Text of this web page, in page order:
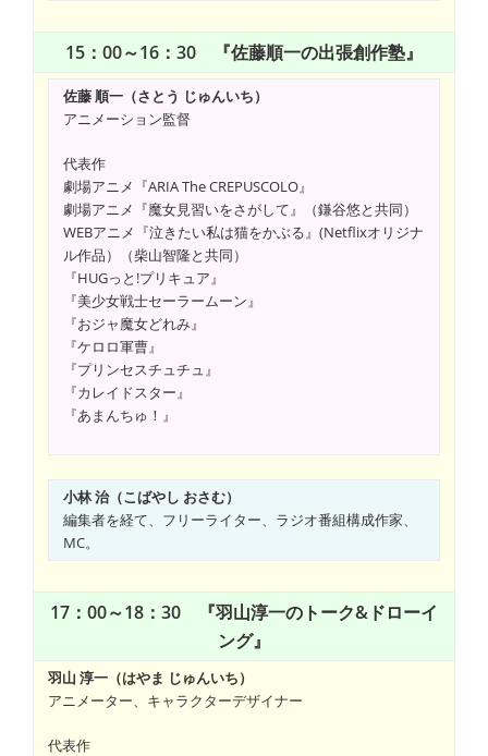
15：00～16：30 『佐藤順一の出張創作塾』
佐藤 順一（さとう じゅんいち）
アニメーション監督
代表作
劇場アニメ『ARIA The CREPUSCOLO』
劇場アニメ『魔女見習いをさがして』（鎌谷悠と共同）
WEBアニメ『泣きたい私は猫をかぶる』(Netflixオリジナ
ル作品）（柴山智隆と共同）
『HUGっと!プリキュア』
『美少女戦士セーラームーン』
『おジャ魔女どれみ』
『ケロロ軍曹』
『プリンセスチュチュ』
『カレイドスター』
『あまんちゅ！』
小林 治（こばやし おさむ）
編集者を経て、フリーライター、ラジオ番組構成作家、
MC。
17：00～18：30 『羽山淳一のトーク&ドローイ
ング』
羽山 淳一（はやま じゅんいち）
アニメーター、キャラクターデザイナー
代表作